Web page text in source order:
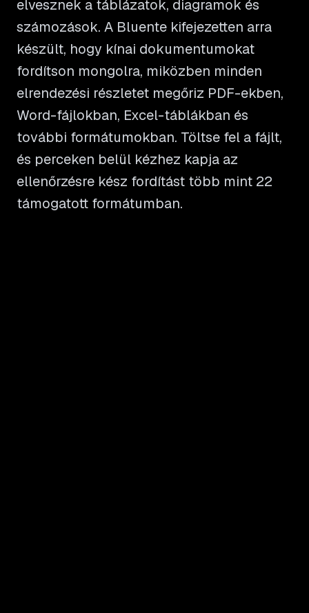
elvesznek a táblázatok, diagramok és
számozások. A Bluente kifejezetten arra
készült, hogy kínai dokumentumokat
fordítson mongolra, miközben minden
elrendezési részletet megőriz PDF-ekben,
Word-fájlokban, Excel-táblákban és
további formátumokban. Töltse fel a fájlt,
és perceken belül kézhez kapja az
ellenőrzésre kész fordítást több mint 22
támogatott formátumban.